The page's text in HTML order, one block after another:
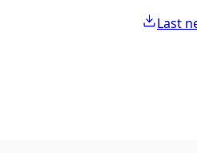
Last